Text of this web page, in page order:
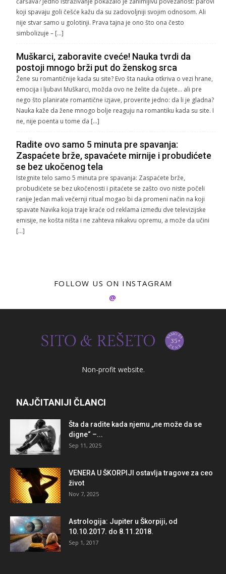
koji spavaju goli češće kažu da su zadovoljniji svojim odnosom. Ali
nije stvar samo u golotinji. Prava tajna je ono što ona često
simbolizuje – […]
Muškarci, zaboravite cveće! Nauka tvrdi da
postoji mnogo brži put do ženskog srca
Žene su romantičnije kada su site? Evo šta nauka otkriva o vezi hrane,
emocija i ljubavi Muškarci, možda ovo ne želite da čujete… ali pre
nego što planirate romantične izjave, proverite jedno: da li je gladna?
Nauka kaže da žene mnogo bolje reaguju na romantiku kada su site. I
ne, nije poenta u tome da […]
Radite ovo samo 5 minuta pre spavanja:
Zaspaćete brže, spavaćete mirnije i probudićete
se bez ukočenog tela
Istegnite telo samo 5 minuta pre spavanja: Zaspaćete brže,
probudićete se bez ukočenosti i pitaćete se zašto ovo niste počeli
ranije Jedan mali večernji ritual mogao bi da promeni način na koji
spavate Navika koja traje kraće od reklama između dve televizijske
emisije, ne košta ništa i ne zahteva nikakvu opremu, a može da učini
[…]
FOLLOW US ON INSTAGRAM
@
Non-profit website.
NAJČITANIJI ČLANCI
Šta da radite kada njemu „ne može da se
digne“ –...
Sep 11, 2025
VENERA U ŠKORPIJI ostavlja tragove za ceo
život
Nov 7, 2025
Astrologija: Jupiter u Škorpiji, od
10.10.2017. do 8.11.2018.
Sep 1, 2017